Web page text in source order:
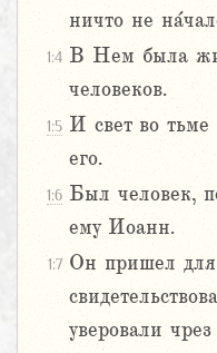
ничто не
1:4 В Нем была
человеков.
1:5 И свет во тьме
его.
1:6 Был человек,
ему Иоанн.
1:7 Он пришел для
уверовали чрез